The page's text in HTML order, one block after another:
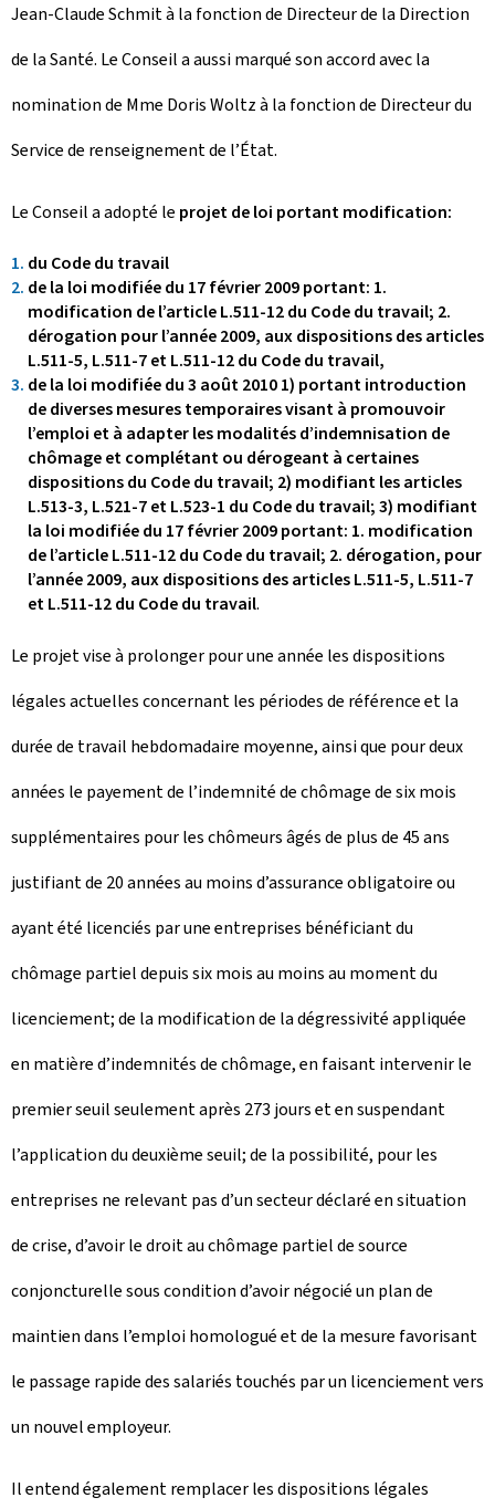
Jean-Claude Schmit à la fonction de Directeur de la Direction
de la Santé. Le Conseil a aussi marqué son accord avec la
nomination de Mme Doris Woltz à la fonction de Directeur du
Service de renseignement de l’État.
Le Conseil a adopté le projet de loi portant modification:
du Code du travail
de la loi modifiée du 17 février 2009 portant: 1.
modification de l’article L.511-12 du Code du travail; 2.
dérogation pour l’année 2009, aux dispositions des articles
L.511-5, L.511-7 et L.511-12 du Code du travail,
de la loi modifiée du 3 août 2010 1) portant introduction
de diverses mesures temporaires visant à promouvoir
l’emploi et à adapter les modalités d’indemnisation de
chômage et complétant ou dérogeant à certaines
dispositions du Code du travail; 2) modifiant les articles
L.513-3, L.521-7 et L.523-1 du Code du travail; 3) modifiant
la loi modifiée du 17 février 2009 portant: 1. modification
de l’article L.511-12 du Code du travail; 2. dérogation, pour
l’année 2009, aux dispositions des articles L.511-5, L.511-7
et L.511-12 du Code du travail.
Le projet vise à prolonger pour une année les dispositions
légales actuelles concernant les périodes de référence et la
durée de travail hebdomadaire moyenne, ainsi que pour deux
années le payement de l’indemnité de chômage de six mois
supplémentaires pour les chômeurs âgés de plus de 45 ans
justifiant de 20 années au moins d’assurance obligatoire ou
ayant été licenciés par une entreprises bénéficiant du
chômage partiel depuis six mois au moins au moment du
licenciement; de la modification de la dégressivité appliquée
en matière d’indemnités de chômage, en faisant intervenir le
premier seuil seulement après 273 jours et en suspendant
l’application du deuxième seuil; de la possibilité, pour les
entreprises ne relevant pas d’un secteur déclaré en situation
de crise, d’avoir le droit au chômage partiel de source
conjoncturelle sous condition d’avoir négocié un plan de
maintien dans l’emploi homologué et de la mesure favorisant
le passage rapide des salariés touchés par un licenciement vers
un nouvel employeur.
Il entend également remplacer les dispositions légales